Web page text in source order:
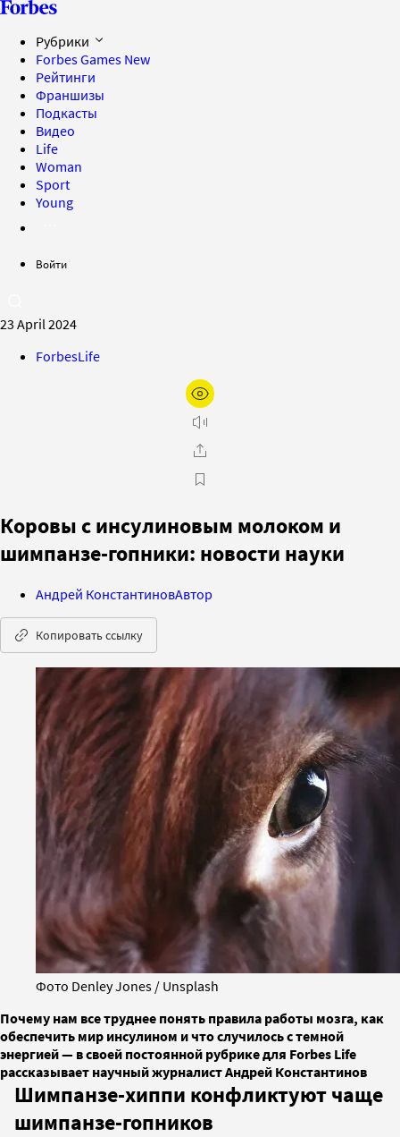
Рубрики
Forbes Games New
Рейтинги
Франшизы
Подкасты
Видео
Life
Woman
Sport
Young
Войти
23 April 2024
ForbesLife
Коровы с инсулиновым молоком и
шимпанзе-гопники: новости науки
Андрей КонстантиновАвтор
Копировать ссылку
Фото Denley Jones / Unsplash
Почему нам все труднее понять правила работы мозга, как
обеспечить мир инсулином и что случилось с темной
энергией — в своей постоянной рубрике для Forbes Life
рассказывает научный журналист Андрей Константинов
Шимпанзе-хиппи конфликтуют чаще
шимпанзе-гопников